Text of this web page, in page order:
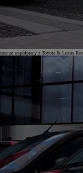
ze współpracy z Toyota & Lexus